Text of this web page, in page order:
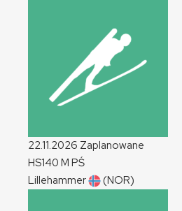
22.11.2026 Zaplanowane
HS140 M PŚ
Lillehammer
(NOR)